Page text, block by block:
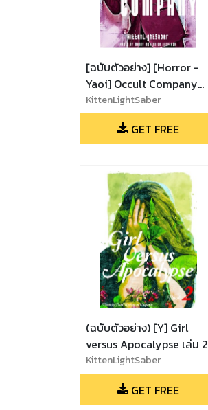
[ฉบับตัวอย่าง] [Horror -
Yaoi] Occult Company
บริษัทนี้มีตาย
KittenLightSaber
GET FREE
(ฉบับตัวอย่าง) [Y] Girl
versus Apocalypse เล่ม 2
KittenLightSaber
GET FREE